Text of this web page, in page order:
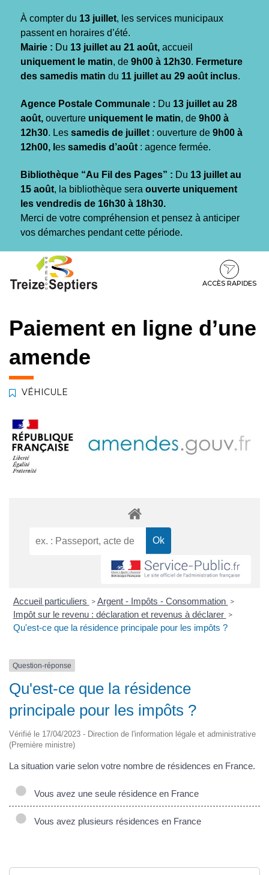
À compter du 13 juillet, les services municipaux
passent en horaires d’été.
Mairie : Du 13 juillet au 21 août, accueil
uniquement le matin, de 9h00 à 12h30. Fermeture
des samedis matin du 11 juillet au 29 août inclus.
Agence Postale Communale : Du 13 juillet au 28
août, ouverture uniquement le matin, de 9h00 à
12h30. Les samedis de juillet : ouverture de 9h00 à
12h00, l es samedis d’août : agence fermée.
Bibliothèque “Au Fil des Pages” : Du 13 juillet au
15 août, la bibliothèque sera ouverte uniquement
les vendredis de 16h30 à 18h30.
Merci de votre compréhension et pensez à anticiper
vos démarches pendant cette période.
contenu
pied
ACCÈS RAPIDES
Paiement en ligne d’une
amende
VÉHICULE
Accueil particuliers > Argent - Impôts - Consommation >
Impôt sur le revenu : déclaration et revenus à déclarer >
Qu'est-ce que la résidence principale pour les impôts ?
Question-réponse
Qu'est-ce que la résidence
principale pour les impôts ?
Vérifié le 17/04/2023 - Direction de l'information légale et administrative
(Première ministre)
La situation varie selon votre nombre de résidences en France.
Vous avez une seule résidence en France
Vous avez plusieurs résidences en France